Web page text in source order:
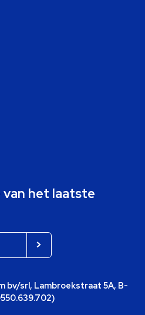
het laatste
bv/srl, Lambroekstraat 5A, B-